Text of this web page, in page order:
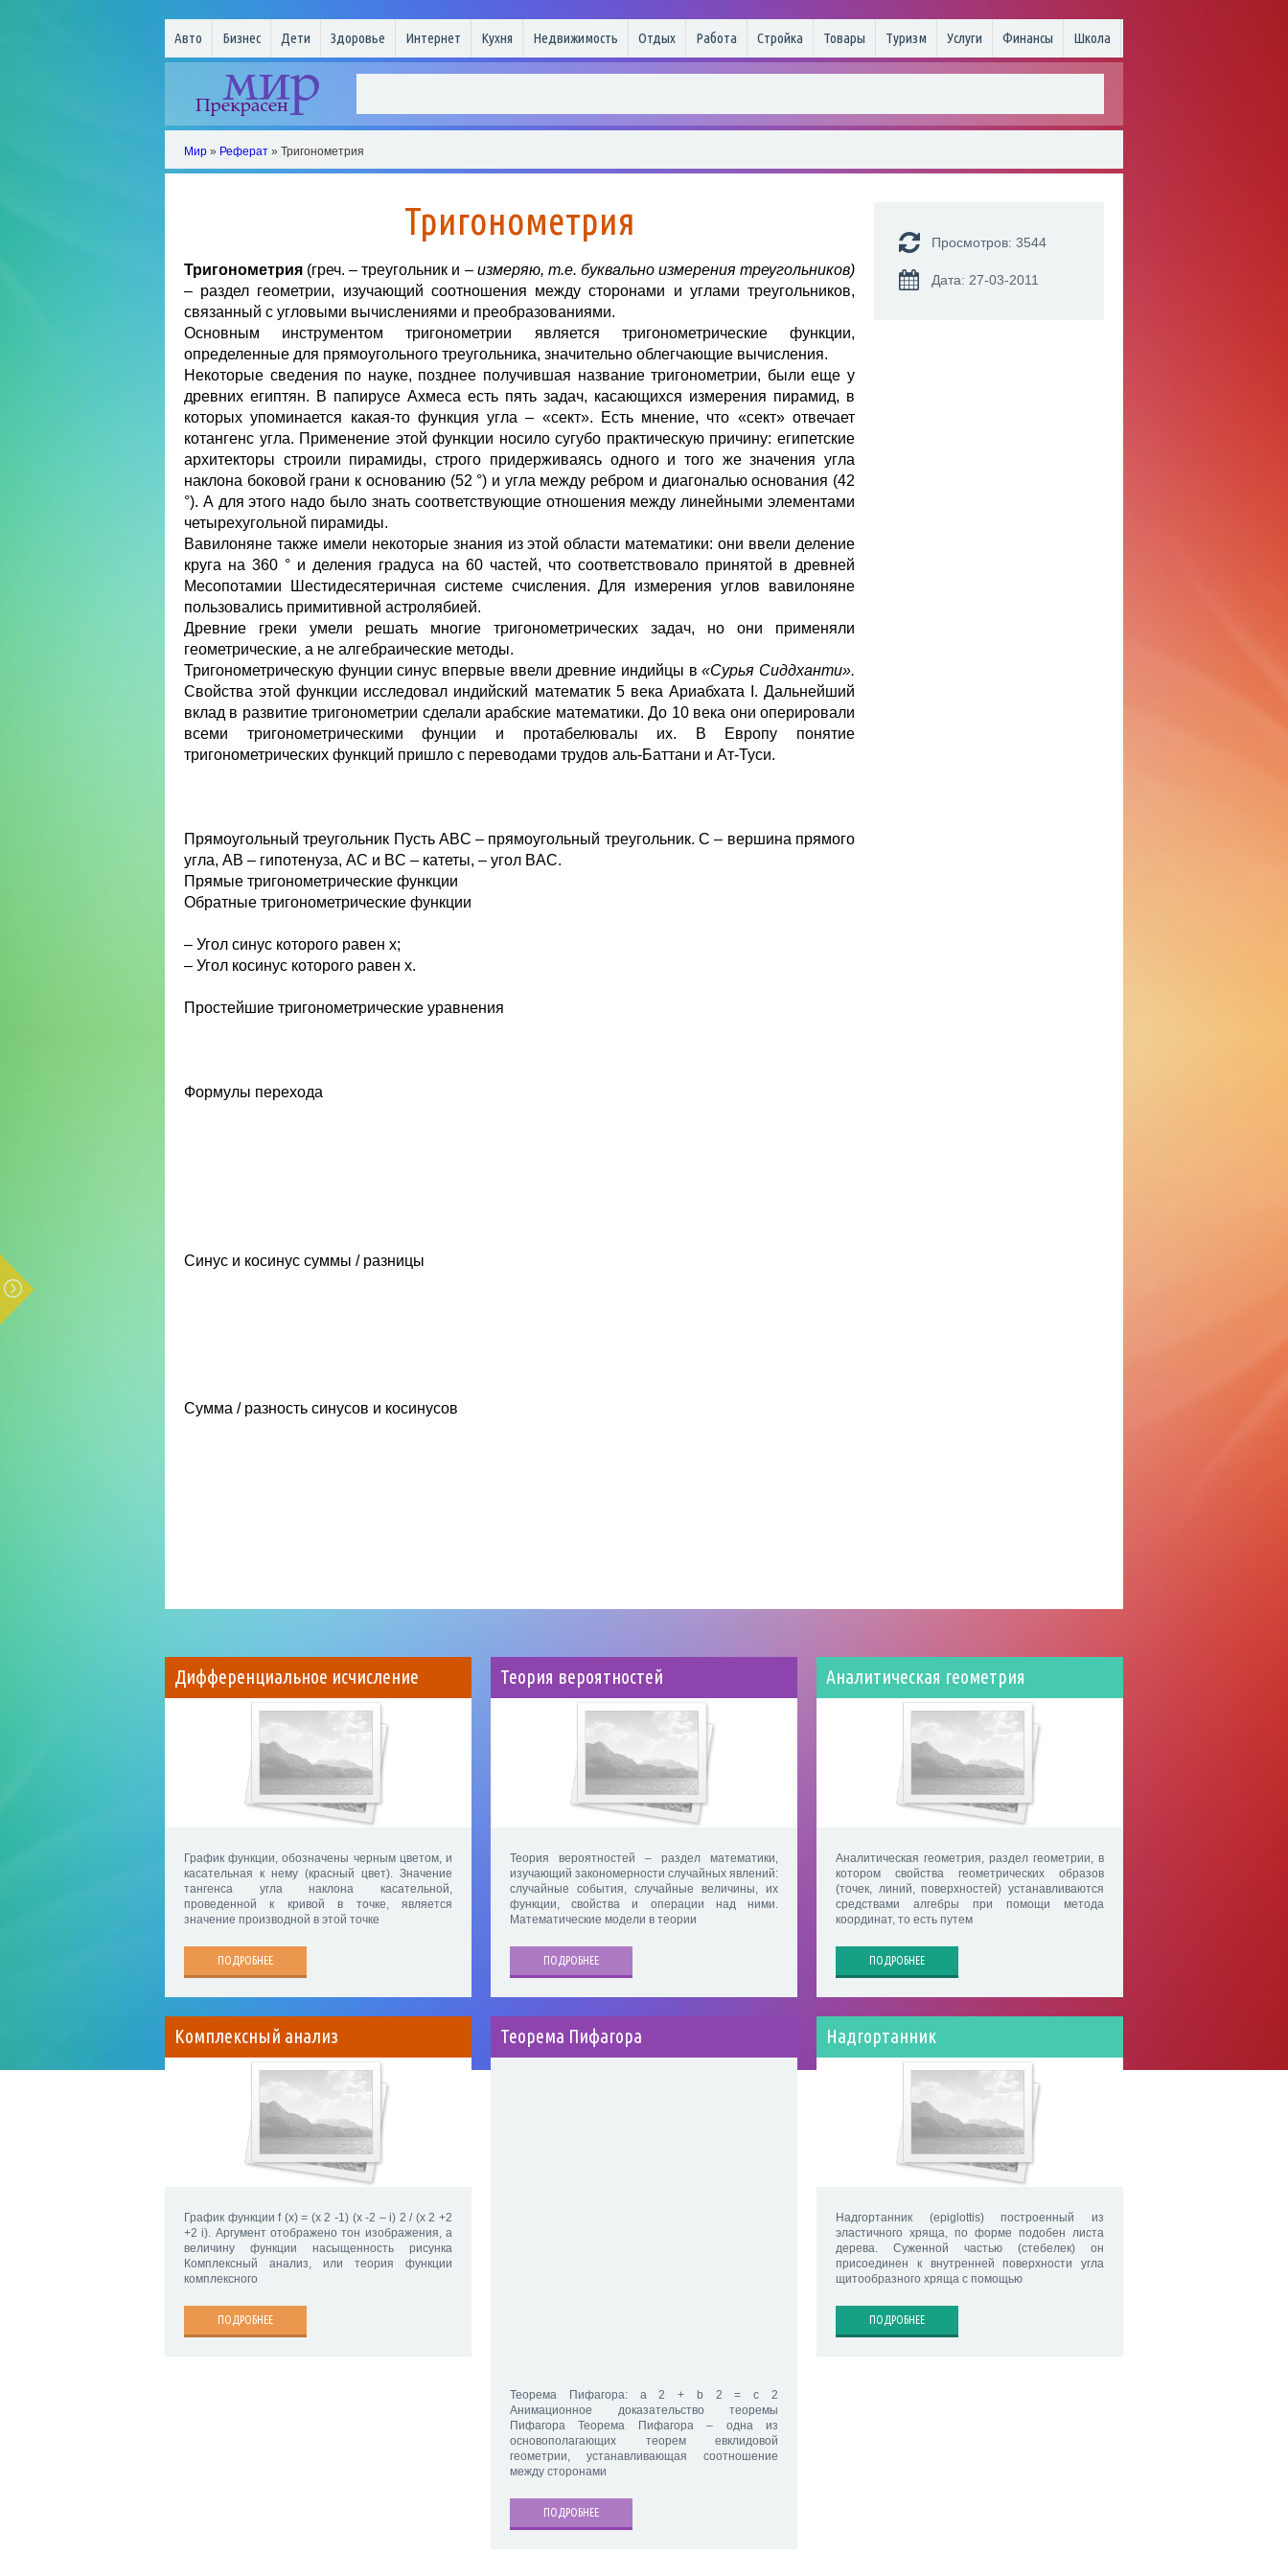
Авто Бизнес Дети Здоровье Интернет Кухня Недвижимость Отдых Работа Стройка Товары Туризм Услуги Финансы Школа
Мир » Реферат » Тригонометрия
Тригонометрия
Тригонометрия (греч. – треугольник и – измеряю, т.е. буквально измерения треугольников)
– раздел геометрии, изучающий соотношения между сторонами и углами треугольников,
связанный с угловыми вычислениями и преобразованиями.
Основным инструментом тригонометрии является тригонометрические функции,
определенные для прямоугольного треугольника, значительно облегчающие вычисления.
Некоторые сведения по науке, позднее получившая название тригонометрии, были еще у
древних египтян. В папирусе Ахмеса есть пять задач, касающихся измерения пирамид, в
которых упоминается какая-то функция угла – «сект». Есть мнение, что «сект» отвечает
котангенс угла. Применение этой функции носило сугубо практическую причину: египетские
архитекторы строили пирамиды, строго придерживаясь одного и того же значения угла
наклона боковой грани к основанию (52 °) и угла между ребром и диагональю основания (42
°). А для этого надо было знать соответствующие отношения между линейными элементами
четырехугольной пирамиды.
Вавилоняне также имели некоторые знания из этой области математики: они ввели деление
круга на 360 ° и деления градуса на 60 частей, что соответствовало принятой в древней
Месопотамии Шестидесятеричная системе счисления. Для измерения углов вавилоняне
пользовались примитивной астролябией.
Древние греки умели решать многие тригонометрических задач, но они применяли
геометрические, а не алгебраические методы.
Тригонометрическую фунции синус впервые ввели древние индийцы в«Сурья Сиддханти».
Свойства этой функции исследовал индийский математик 5 века Ариабхата I. Дальнейший
вклад в развитие тригонометрии сделали арабские математики. До 10 века они оперировали
всеми тригонометрическими фунции и протабелювалы их. В Европу понятие
тригонометрических функций пришло с переводами трудов аль-Баттани и Ат-Туси.
Прямоугольный треугольник Пусть ABC – прямоугольный треугольник. C – вершина прямого
угла, AB – гипотенуза, AC и BC – катеты, – угол BAC.
Прямые тригонометрические функции
Обратные тригонометрические функции
– Угол синус которого равен х;
– Угол косинус которого равен х.
Простейшие тригонометрические уравнения
Формулы перехода
Синус и косинус суммы / разницы
Сумма / разность синусов и косинусов
Просмотров: 3544
Дата: 27-03-2011
Дифференциальное исчисление
График функции, обозначены черным цветом, и
касательная к нему (красный цвет). Значение
тангенса угла наклона касательной,
проведенной к кривой в точке, является
значение производной в этой точке
ПОДРОБНЕЕ
Теория вероятностей
Теория вероятностей – раздел математики,
изучающий закономерности случайных явлений:
случайные события, случайные величины, их
функции, свойства и операции над ними.
Математические модели в теории
ПОДРОБНЕЕ
Аналитическая геометрия
Аналитическая геометрия, раздел геометрии, в
котором свойства геометрических образов
(точек, линий, поверхностей) устанавливаются
средствами алгебры при помощи метода
координат, то есть путем
ПОДРОБНЕЕ
Комплексный анализ
График функции f (x) = (x 2 -1) (x -2 – i) 2 / (x 2 +2
+2 i). Аргумент отображено тон изображения, а
величину функции насыщенность рисунка
Комплексный анализ, или теория функции
комплексного
ПОДРОБНЕЕ
Теорема Пифагора
Теорема Пифагора: a 2 + b 2 = c 2
Анимационное доказательство теоремы
Пифагора Теорема Пифагора – одна из
основополагающих теорем евклидовой
геометрии, устанавливающая соотношение
между сторонами
ПОДРОБНЕЕ
Надгортанник
Надгортанник (epiglottis) построенный из
эластичного хряща, по форме подобен листа
дерева. Суженной частью (стебелек) он
присоединен к внутренней поверхности угла
щитообразного хряща с помощью
ПОДРОБНЕЕ